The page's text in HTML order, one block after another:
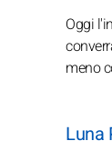
Oggi
meno
Luna